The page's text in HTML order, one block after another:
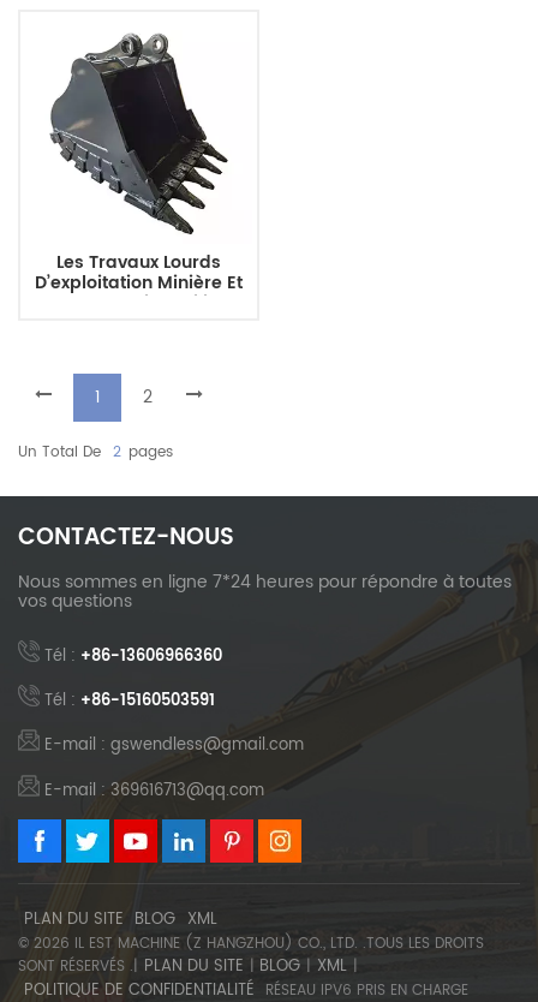
Les Travaux Lourds
D’exploitation Minière Et
De Construction Utilisent
1 2
Un Total De 2 Pages
CONTACTEZ-NOUS
Nous sommes en ligne 7*24 heures pour répondre à toutes
vos questions
Tél : +86-13606966360
Tél : +86-15160503591
E-mail : gswendless@gmail.com
E-mail : 369616713@qq.com
PLAN DU SITE BLOG XML
© 2026 IL EST MACHINE (Z HANGZHOU) CO., LTD. .TOUS LES DROITS
SONT RÉSERVÉS .| PLAN DU SITE | BLOG | XML |
POLITIQUE DE CONFIDENTIALITÉ RÉSEAU IPV6 PRIS EN CHARGE